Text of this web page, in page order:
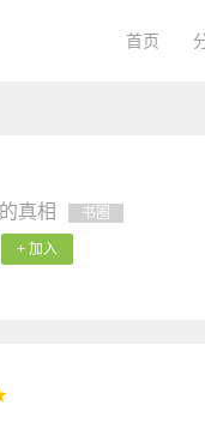
首页
真相 书圈
+ 加入